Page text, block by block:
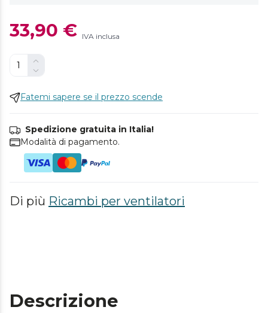
33,90 € IVA inclusa
Fatemi sapere se il prezzo scende
Spedizione gratuita in Italia!
Modalità di pagamento.
Di più Ricambi per ventilatori
Descrizione